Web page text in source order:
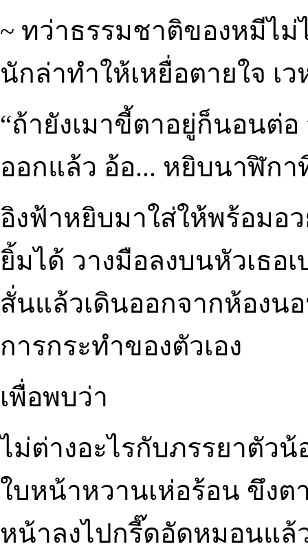
~ ทว่าธรรมชาติของหมีไ
นักล่าทำให้เหยื่อตายใจ เ
“ถ้ายังเมาขี้ตาอยู่ก็นอนต่
ออกแล้ว อ้อ... หยิบนาฬิกา
อิงฟ้าหยิบมาใส่ให้พร้อมอ
ยิ้มได้ วางมือลงบนหัวเธอ
สั่นแล้วเดินออกจากห้องน
การกระทำของตัวเอง
เพื่อพบว่า
ไม่ต่างอะไรกับภรรยาตัว
ใบหน้าหวานเห่อร้อน ขึงต
หน้าลงไปกรี๊ดอัดหมอนแล้